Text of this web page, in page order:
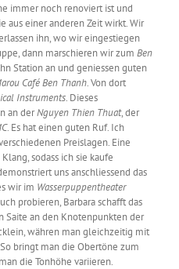
immer noch renoviert ist und
aus einer anderen Zeit wirkt. Wir
ihn, wo wir eingestiegen
dann marschieren wir zum Ben
Station an und geniessen guten
Café Ben Thanh. Von dort
Instruments. Dieses
an derNguyen Thien Thuat, der
. Es hat einen guten Ruf. Ich
Preislagen. Eine
sodass ich sie kaufe
uns anschliessend das
wir im Wasserpuppentheater
probieren, Barbara schafft das
Saite an den Knotenpunkten der
währen man gleichzeitig mit
bringt man die Obertöne zum
die Tonhöhe variieren.